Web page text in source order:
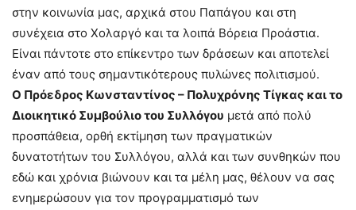
στην κοινωνία μας, αρχικά στου Παπάγου και στη
συνέχεια στο Χολαργό και τα λοιπά Βόρεια Προάστια.
Είναι πάντοτε στο επίκεντρο των δράσεων και αποτελεί
έναν από τους σημαντικότερους πυλώνες πολιτισμού.
Ο Πρόεδρος Κωνσταντίνος – Πολυχρόνης Τίγκας και το
Διοικητικό Συμβούλιο του Συλλόγου μετά από πολύ
προσπάθεια, ορθή εκτίμηση των πραγματικών
δυνατοτήτων του Συλλόγου, αλλά και των συνθηκών που
εδώ και χρόνια βιώνουν και τα μέλη μας, θέλουν να σας
ενημερώσουν για τον προγραμματισμό των